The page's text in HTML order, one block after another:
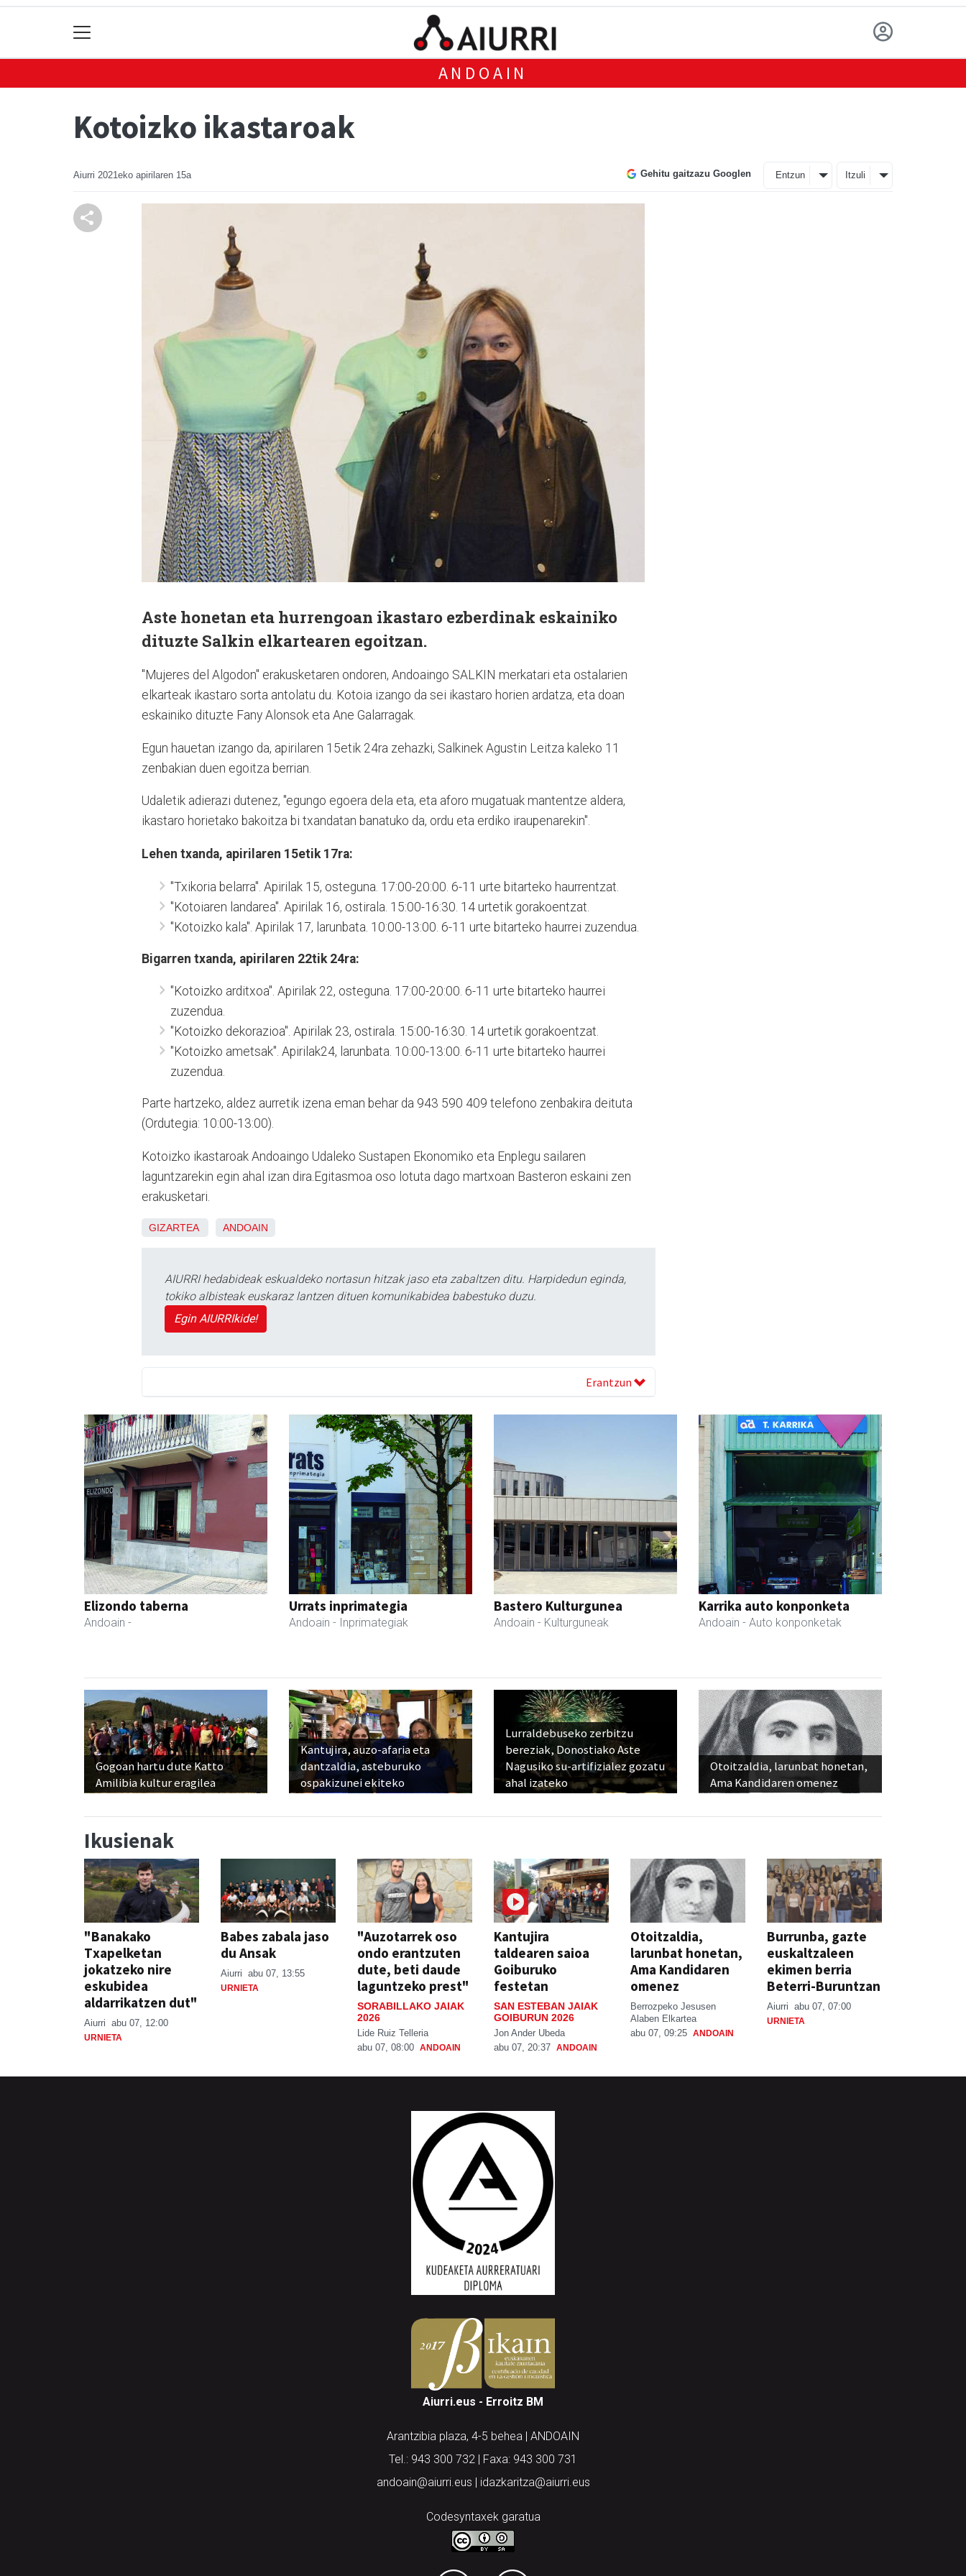
ANDOAIN
Kotoizko ikastaroak
Aiurri 2021eko apirilaren 15a Gehitu gaitzazu Googlen Entzun Itzuli
Aste honetan eta hurrengoan ikastaro ezberdinak eskainiko
dituzte Salkin elkartearen egoitzan.
"Mujeres del Algodon" erakusketaren ondoren, Andoaingo SALKIN merkatari eta ostalarien
elkarteak ikastaro sorta antolatu du. Kotoia izango da sei ikastaro horien ardatza, eta doan
eskainiko dituzte Fany Alonsok eta Ane Galarragak.
Egun hauetan izango da, apirilaren 15etik 24ra zehazki, Salkinek Agustin Leitza kaleko 11
zenbakian duen egoitza berrian.
Udaletik adierazi dutenez, "egungo egoera dela eta, eta aforo mugatuak mantentze aldera,
ikastaro horietako bakoitza bi txandatan banatuko da, ordu eta erdiko iraupenarekin".
Lehen txanda, apirilaren 15etik 17ra:
"Txikoria belarra". Apirilak 15, osteguna. 17:00-20:00. 6-11 urte bitarteko haurrentzat.
"Kotoiaren landarea". Apirilak 16, ostirala. 15:00-16:30. 14 urtetik gorakoentzat.
"Kotoizko kala". Apirilak 17, larunbata. 10:00-13:00. 6-11 urte bitarteko haurrei zuzendua.
Bigarren txanda, apirilaren 22tik 24ra:
"Kotoizko arditxoa". Apirilak 22, osteguna. 17:00-20:00. 6-11 urte bitarteko haurrei
zuzendua.
"Kotoizko dekorazioa". Apirilak 23, ostirala. 15:00-16:30. 14 urtetik gorakoentzat.
"Kotoizko ametsak". Apirilak24, larunbata. 10:00-13:00. 6-11 urte bitarteko haurrei
zuzendua.
Parte hartzeko, aldez aurretik izena eman behar da 943 590 409 telefono zenbakira deituta
(Ordutegia: 10:00-13:00).
Kotoizko ikastaroak Andoaingo Udaleko Sustapen Ekonomiko eta Enplegu sailaren
laguntzarekin egin ahal izan dira.Egitasmoa oso lotuta dago martxoan Basteron eskaini zen
erakusketari.
GIZARTEA ANDOAIN
AIURRI hedabideak eskualdeko nortasun hitzak jaso eta zabaltzen ditu. Harpidedun eginda,
tokiko albisteak euskaraz lantzen dituen komunikabidea babestuko duzu.
Egin AIURRIkide!
Erantzun
Elizondo taberna
Andoain -
Urrats inprimategia
Andoain - Inprimategiak
Bastero Kulturgunea
Andoain - Kulturguneak
Karrika auto konponketa
Andoain - Auto konponketak
Gogoan hartu dute Katto
Amilibia kultur eragilea
Kantujira, auzo-afaria eta
dantzaldia, asteburuko
ospakizunei ekiteko
Lurraldebuseko zerbitzu
bereziak, Donostiako Aste
Nagusiko su-artifizialez gozatu
ahal izateko
Otoitzaldia, larunbat honetan,
Ama Kandidaren omenez
Ikusienak
"Banakako
Txapelketan
jokatzeko nire
eskubidea
aldarrikatzen dut"
Aiurri abu 07, 12:00
URNIETA
Babes zabala jaso
du Ansak
Aiurri abu 07, 13:55
URNIETA
"Auzotarrek oso
ondo erantzuten
dute, beti daude
laguntzeko prest"
SORABILLAKO JAIAK
2026
Lide Ruiz Telleria
abu 07, 08:00 ANDOAIN
Kantujira
taldearen saioa
Goiburuko
festetan
SAN ESTEBAN JAIAK
GOIBURUN 2026
Jon Ander Ubeda
abu 07, 20:37 ANDOAIN
Otoitzaldia,
larunbat honetan,
Ama Kandidaren
omenez
Berrozpeko Jesusen
Alaben Elkartea
abu 07, 09:25 ANDOAIN
Burrunba, gazte
euskaltzaleen
ekimen berria
Beterri-Buruntzan
Aiurri abu 07, 07:00
URNIETA
Aiurri.eus - Erroitz BM
Arantzibia plaza, 4-5 behea | ANDOAIN
Tel.: 943 300 732 | Faxa: 943 300 731
andoain@aiurri.eus | idazkaritza@aiurri.eus
Codesyntaxek garatua